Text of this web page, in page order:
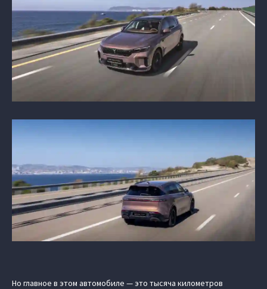
Но главное в этом автомобиле — это тысяча километров